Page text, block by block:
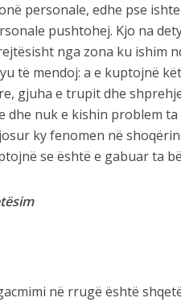
personale, edhe pse
pushtohej. Kjo na
nga zona ku ishim
të mendoj: a e kuptojnë
gjuha e trupit dhe
dhe nuk e kishin problem
ky fenomen në
se është e gabuar ta
në rrugë është